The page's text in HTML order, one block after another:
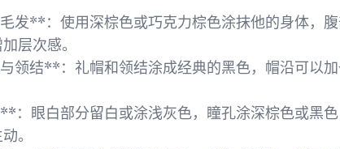
发**：使用深棕色或巧克力棕色涂抹他的身体，
层次感。
领结**：礼帽和领结涂成经典的黑色，帽沿可以
：眼白部分留白或涂浅灰色，瞳孔涂深棕色或黑
。